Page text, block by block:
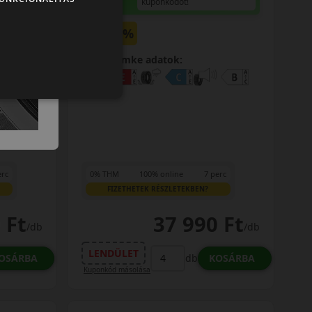
Ft/db
0%
EPREL cimke adatok:
0% THM 100% online 7 perc
FIZETHETEK RÉSZLETEKBEN?
37 990 Ft/db
LENDÜLET
Kuponkód másolása
db KOSÁRBA